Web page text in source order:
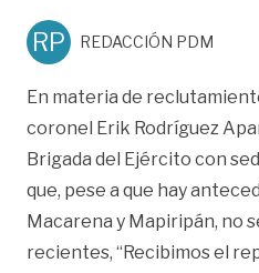
RP REDACCIÓN PDM
En materia de
coronel Erik Rodríguez
Brigada del Ejército con
que, pese a que hay
Macarena y Mapiripán, no
recientes, “Recibimos el